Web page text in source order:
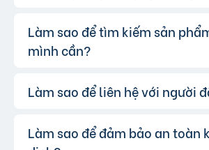
thị, bạn có thể lựa chọn các gói
cấp với chi phí hợp lý, xem thêm
VIP.
Trả lời: Hoàn toàn có thể.
tôi hỗ trợ đăng tin tuyển dụng và
đủ thông tin.
Làm sao để tìm kiếm sản
mình cần?
Trả lời: Bạn có thể sử dụng
phẩm/dịch vụ bạn muốn tìm. Để
chính xác hơn, bạn có thể chọn
Làm sao để liên hệ với người
Trả lời: Khi bạn tìm thấy tin rao
Làm sao để đảm bảo an toàn